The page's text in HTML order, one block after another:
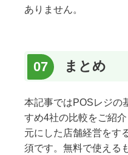
ありません。
まとめ
本記事ではPOSレジの
すめ4社の比較をご紹
元にした店舗経営をす
須です。無料で使える